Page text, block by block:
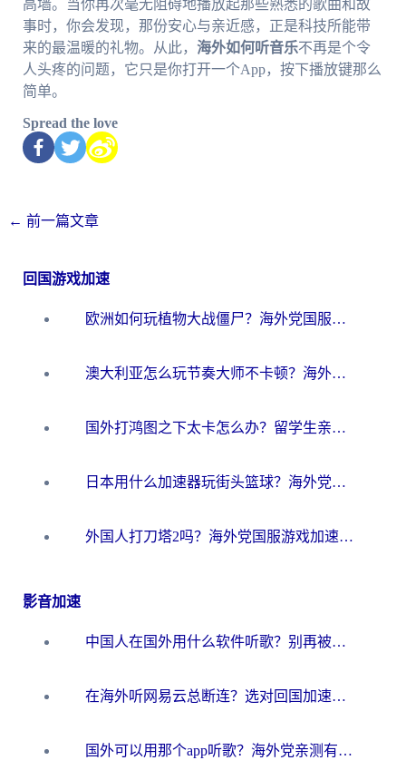
高墙。当你再次毫无阻碍地播放起那些熟悉的歌曲和故
事时，你会发现，那份安心与亲近感，正是科技所能带
来的最温暖的礼物。从此， 海外如何听音乐不再是个令
人头疼的问题，它只是你打开一个App，按下播放键那么
简单。
Spread the love
← 前一篇文章
回国游戏加速
欧洲如何玩植物大战僵尸？海外党国服游戏加速避坑指南（附实测对比）
澳大利亚怎么玩节奏大师不卡顿？海外党国服游戏加速终极指南
国外打鸿图之下太卡怎么办？留学生亲测有效的国服游戏加速方案
日本用什么加速器玩街头篮球？海外党国服游戏不卡顿的终极攻略
外国人打刀塔2吗？海外党国服游戏加速避坑全攻略
影音加速
中国人在国外用什么软件听歌？别再被地域限制卡脖子，这篇教你轻松解锁国内音乐库
在海外听网易云总断连？选对回国加速器，告别地区限制和卡顿
国外可以用那个app听歌？海外党亲测有效的回国加速方案，轻松听国内音乐听书